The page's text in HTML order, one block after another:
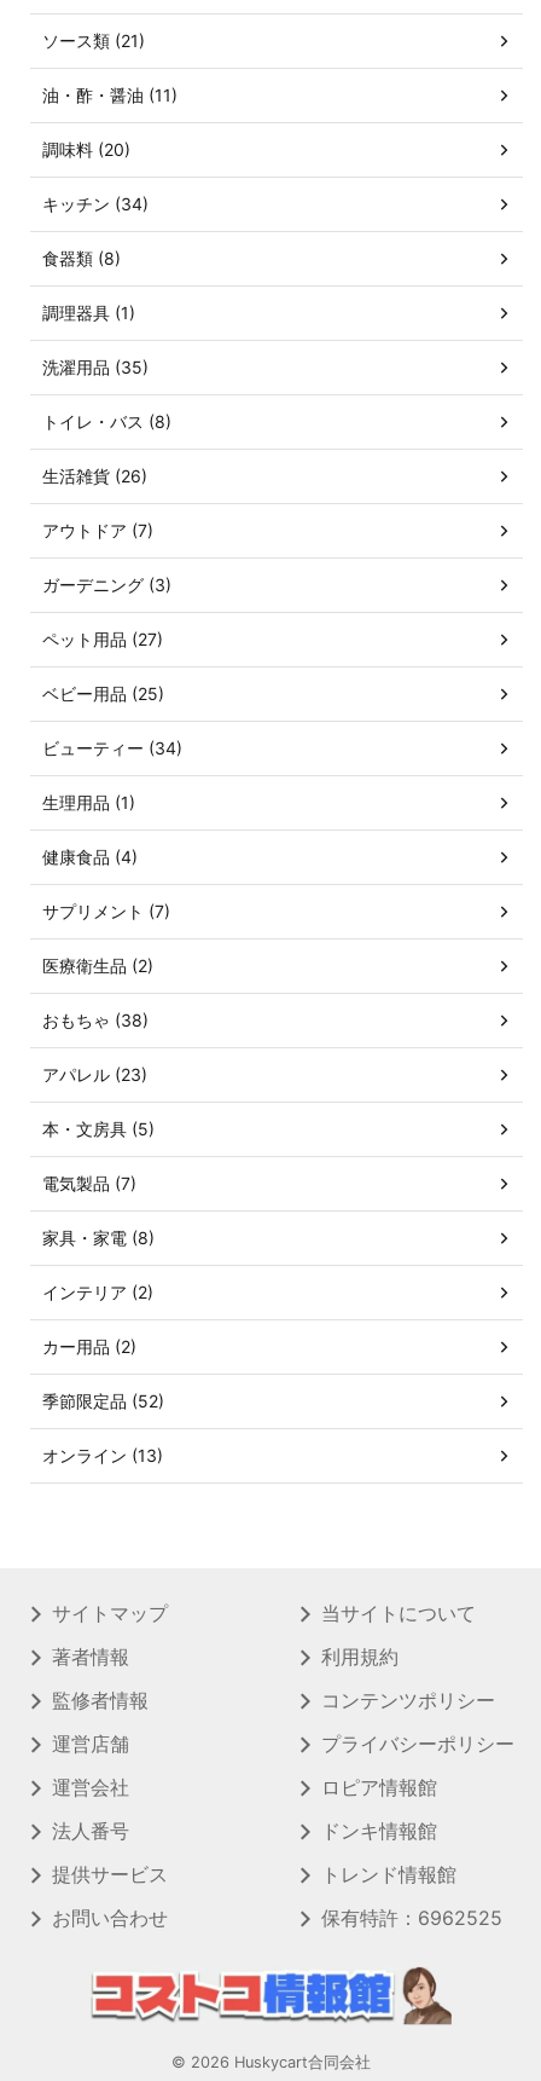
ソース類 (21)
油・酢・醤油 (11)
調味料 (20)
キッチン (34)
食器類 (8)
調理器具 (1)
洗濯用品 (35)
トイレ・バス (8)
生活雑貨 (26)
アウトドア (7)
ガーデニング (3)
ペット用品 (27)
ベビー用品 (25)
ビューティー (34)
生理用品 (1)
健康食品 (4)
サプリメント (7)
医療衛生品 (2)
おもちゃ (38)
アパレル (23)
本・文房具 (5)
電気製品 (7)
家具・家電 (8)
インテリア (2)
カー用品 (2)
季節限定品 (52)
オンライン (13)
サイトマップ
著者情報
監修者情報
運営店舗
運営会社
法人番号
提供サービス
お問い合わせ
当サイトについて
利用規約
コンテンツポリシー
プライバシーポリシー
ロピア情報館
ドンキ情報館
トレンド情報館
保有特許：6962525
© 2026 Huskycart合同会社